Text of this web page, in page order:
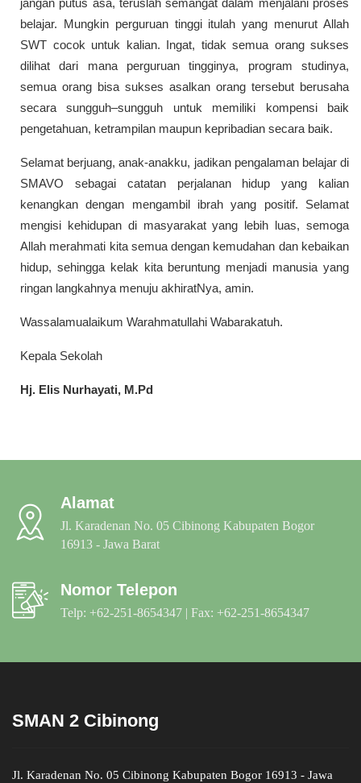
jangan putus asa, teruslah semangat dalam menjalani proses
belajar. Mungkin perguruan tinggi itulah yang menurut Allah
SWT cocok untuk kalian. Ingat, tidak semua orang sukses
dilihat dari mana perguruan tingginya, program studinya,
semua orang bisa sukses asalkan orang tersebut berusaha
secara sungguh–sungguh untuk memiliki kompensi baik
pengetahuan, ketrampilan maupun kepribadian secara baik.
Selamat berjuang, anak-anakku, jadikan pengalaman belajar di
SMAVO sebagai catatan perjalanan hidup yang kalian
kenangkan dengan mengambil ibrah yang positif. Selamat
mengisi kehidupan di masyarakat yang lebih luas, semoga
Allah merahmati kita semua dengan kemudahan dan kebaikan
hidup, sehingga kelak kita beruntung menjadi manusia yang
ringan langkahnya menuju akhiratNya, amin.
Wassalamualaikum Warahmatullahi Wabarakatuh.
Kepala Sekolah
Hj. Elis Nurhayati, M.Pd
Alamat
Jl. Karadenan No. 05 Cibinong Kabupaten Bogor
16913 - Jawa Barat
Nomor Telepon
Telp: +62-251-8654347 | Fax: +62-251-8654347
SMAN 2 Cibinong
Jl. Karadenan No. 05 Cibinong Kabupaten Bogor 16913 - Jawa